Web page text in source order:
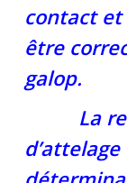
contact
être
galop.
La